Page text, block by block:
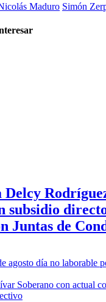
Maduro Simón
Delcy
subsidio
Juntas de
agosto día no laborable
Soberano con actual